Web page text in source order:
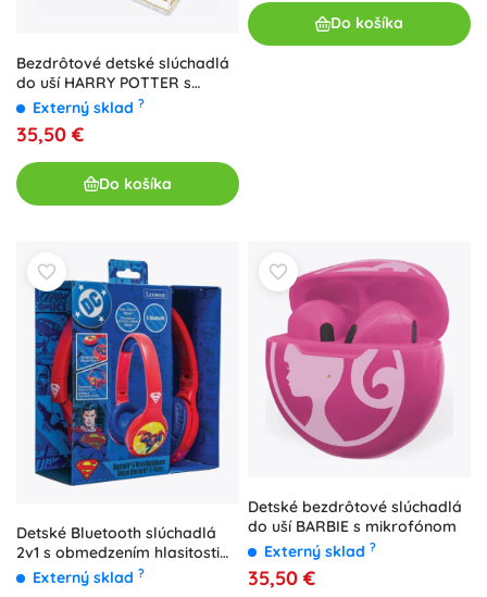
Bezdrôtové detské slúchadlá
do uší HARRY POTTER s
nabíjacím puzdrom
Externý sklad ?
35,50 €
Do košíka
Do košíka
Detské Bluetooth slúchadlá
2v1 s obmedzením hlasitosti
SUPERMAN – skladacie,
káblové aj bezdrôtové
Externý sklad ?
Detské bezdrôtové slúchadlá
do uší BARBIE s mikrofónom
Externý sklad ?
35,50 €